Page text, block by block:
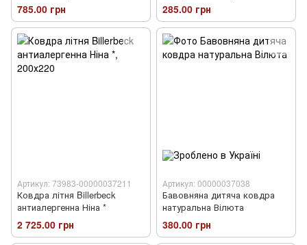
785.00 грн 285.00 грн
Артикул: 73983-00000037211
Ковдра літня Billerbeck
антиалергенна Ніна *
2 725.00 грн
Артикул: 00000037038
Бавовняна дитяча ковдра
натуральна Вілюта
380.00 грн